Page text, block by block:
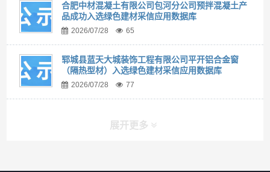
合肥中材混凝土有限公司包河分公司预拌混凝土产
品成功入选绿色建材采信应用数据库
2026/07/28 65
郓城县蓝天大城装饰工程有限公司平开铝合金窗
（隔热型材）入选绿色建材采信应用数据库
2026/07/28 77
展开更多